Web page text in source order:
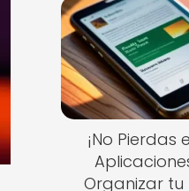
¡No Pierdas
Organizar tu